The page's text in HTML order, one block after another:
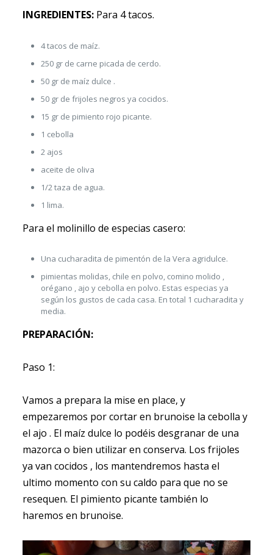
INGREDIENTES:Para 4 tacos.
4 tacos de maíz.
250 gr de carne picada de cerdo.
50 gr de maíz dulce .
50 gr de frijoles negros ya cocidos.
15 gr de pimiento rojo picante.
1 cebolla
2 ajos
aceite de oliva
1/2 taza de agua.
1 lima.
Para el molinillo de especias casero:
Una cucharadita de pimentón de la Vera agridulce.
pimientas molidas, chile en polvo, comino molido ,
orégano , ajo y cebolla en polvo. Estas especias ya
según los gustos de cada casa. En total 1 cucharadita y
media.
PREPARACIÓN:
Paso 1:
Vamos a prepara la mise en place, y
empezaremos por cortar en brunoise la cebolla y
el ajo . El maíz dulce lo podéis desgranar de una
mazorca o bien utilizar en conserva. Los frijoles
ya van cocidos , los mantendremos hasta el
ultimo momento con su caldo para que no se
resequen. El pimiento picante también lo
haremos en brunoise.